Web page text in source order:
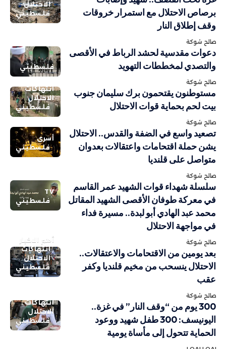
الاحتلال
فلسطيني
برصاص الاحتلال مع استمرار خروقات
وقف إطلاق النار
صالح شوكة
فلسطيني
دعوات مقدسية لحشد الرباط في الأقصى
والتصدي لمخططات التهويد
صالح شوكة
انتهاكات
الاحتلال
فلسطيني
مستوطنون يقتحمون برك سليمان جنوب
بيت لحم بحماية قوات الاحتلال
صالح شوكة
أسرى
فلسطيني
تصعيد واسع في الضفة والقدس.. الاحتلال
يشن حملة اقتحامات واعتقالات بعدوان
متواصل على قلنديا
صالح شوكة
TV
فلسطيني
سلسلة شهداء قوات الشهيد عمر القاسم
في معركة طوفان الأقصى الشهيد المقاتل
محمد عبد الهادي أبو لبدة.. مسيرة فداء
في مواجهة الاحتلال
صالح شوكة
أهم الاخبار
انتهاكات
الاحتلال
فلسطيني
بعد يومين من الاقتحامات والاعتقالات..
الاحتلال ينسحب من مخيم قلنديا وكفر
عقب
صالح شوكة
انتهاكات
الاحتلال
فلسطيني
300 يوم من “وقف النار” في غزة..
اليونيسف: 300 طفل شهيد ووعود
الحماية تتحول إلى مأساة يومية